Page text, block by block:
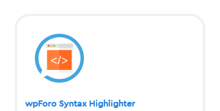
wpForo Syntax Highlighter